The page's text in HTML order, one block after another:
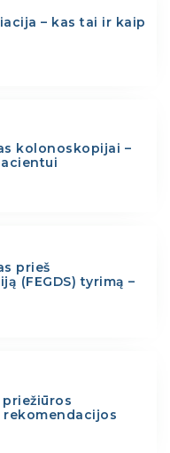
– kas tai ir kaip
kolonoskopijai –
prieš
(FEGDS) tyrimą –